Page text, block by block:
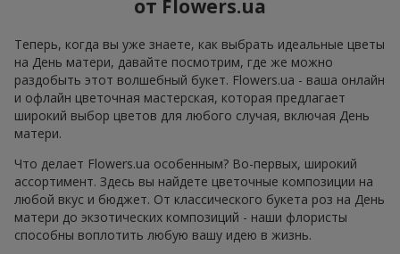
от Flowers.ua
Теперь, когда вы уже знаете, как выбрать идеальные цветы
на День матери, давайте посмотрим, где же можно
раздобыть этот волшебный букет. Flowers.ua - ваша онлайн
и офлайн цветочная мастерская, которая предлагает
широкий выбор цветов для любого случая, включая День
матери.
Что делает Flowers.ua особенным? Во-первых, широкий
ассортимент. Здесь вы найдете цветочные композиции на
любой вкус и бюджет. От классического букета роз на День
матери до экзотических композиций - наши флористы
способны воплотить любую вашу идею в жизнь.